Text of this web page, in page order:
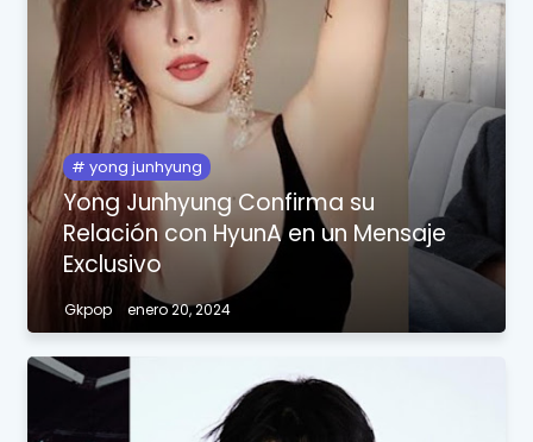
yong junhyung
Yong Junhyung Confirma su
Relación con HyunA en un Mensaje
Exclusivo
Gkpop enero 20, 2024